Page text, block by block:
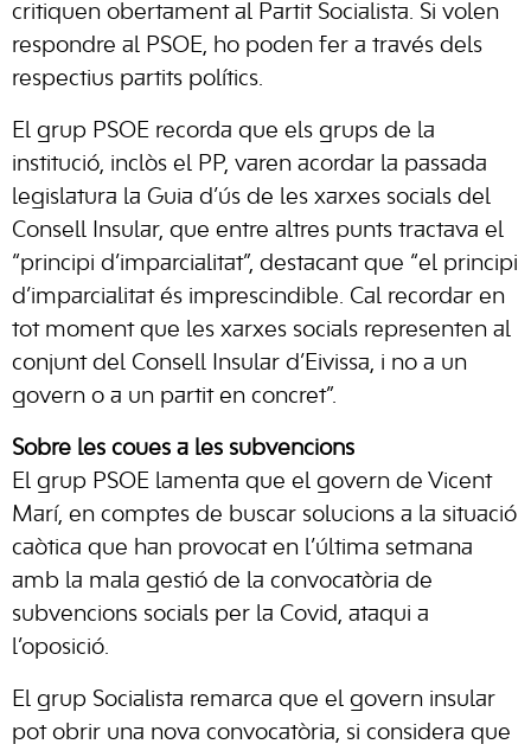
critiquen obertament al Partit Socialista. Si volen
respondre al PSOE, ho poden fer a través dels
respectius partits polítics.
El grup PSOE recorda que els grups de la
institució, inclòs el PP, varen acordar la passada
legislatura la Guia d’ús de les xarxes socials del
Consell Insular, que entre altres punts tractava el
“principi d’imparcialitat”, destacant que “el principi
d’imparcialitat és imprescindible. Cal recordar en
tot moment que les xarxes socials representen al
conjunt del Consell Insular d’Eivissa, i no a un
govern o a un partit en concret”.
Sobre les coues a les subvencions
El grup PSOE lamenta que el govern de Vicent
Marí, en comptes de buscar solucions a la situació
caòtica que han provocat en l’última setmana
amb la mala gestió de la convocatòria de
subvencions socials per la Covid, ataqui a
l’oposició.
El grup Socialista remarca que el govern insular
pot obrir una nova convocatòria, si considera que